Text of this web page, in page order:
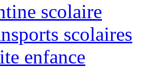
scolaire
scolaires
enfance